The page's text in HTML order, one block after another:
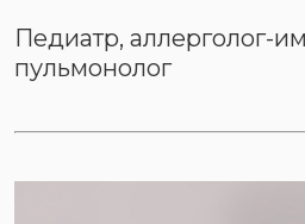
Педиатр, аллерголог-
пульмонолог